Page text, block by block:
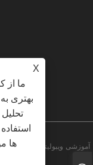
X
ما از
بهتری
ها